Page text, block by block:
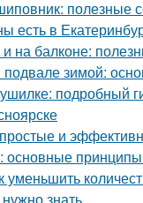
полезные
есть в
на балконе:
зимой:
подробный
и
основные
уменьшить